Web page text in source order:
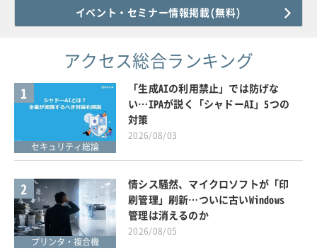
イベント・セミナー情報掲載(無料)
アクセス総合ランキング
1
セキュリティ総論
「生成AIの利用禁止」では防げな
い…IPAが説く「シャドーAI」5つの
対策
2026/08/03
2
プリンタ・複合機
情シス騒然、マイクロソフトが「印
刷管理」刷新…ついに古いWindows
管理は消えるのか
2026/08/05